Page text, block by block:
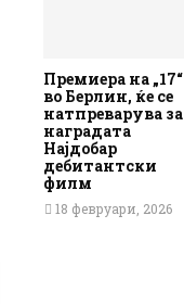
Премиера на „17“
во Берлин, ќе се
натпреварува за
наградата
Најдобар
дебитантски
филм
18 февруари, 2026